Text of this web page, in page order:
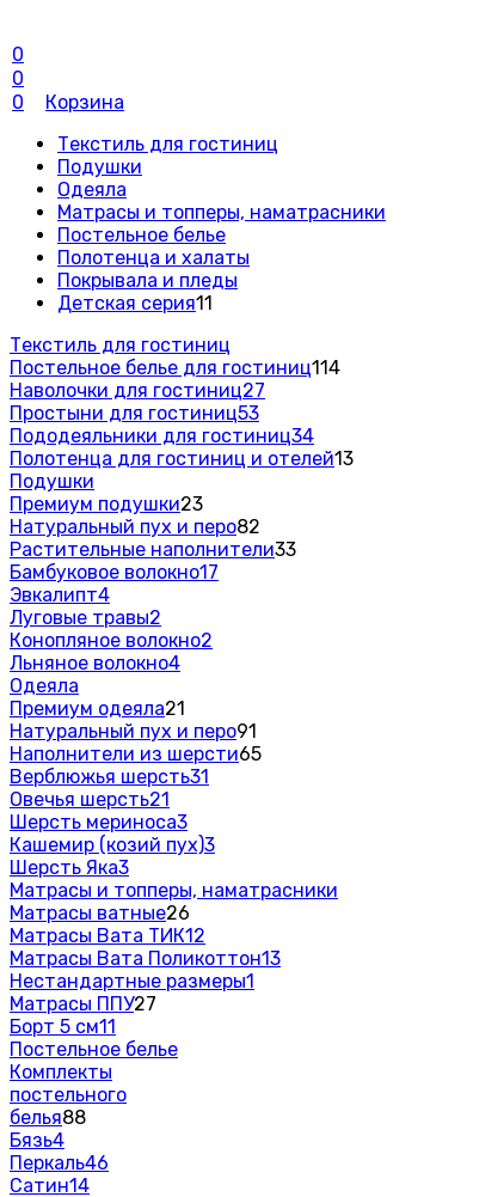
0
0
0
Корзина
Текстиль для гостиниц
Подушки
Одеяла
Матрасы и топперы, наматрасники
Постельное белье
Полотенца и халаты
Покрывала и пледы
Детская серия11
Текстиль для гостиниц
Постельное белье для гостиниц114
Наволочки для гостиниц27
Простыни для гостиниц53
Пододеяльники для гостиниц34
Полотенца для гостиниц и отелей13
Подушки
Премиум подушки23
Натуральный пух и перо82
Растительные наполнители33
Бамбуковое волокно17
Эвкалипт4
Луговые травы2
Конопляное волокно2
Льняное волокно4
Одеяла
Премиум одеяла21
Натуральный пух и перо91
Наполнители из шерсти65
Верблюжья шерсть31
Овечья шерсть21
Шерсть мериноса3
Кашемир (козий пух)3
Шерсть Яка3
Матрасы и топперы, наматрасники
Матрасы ватные26
Матрасы Вата ТИК12
Матрасы Вата Поликоттон13
Нестандартные размеры1
Матрасы ППУ27
Борт 5 см11
Постельное белье
Комплекты
постельного
белья88
Бязь4
Перкаль46
Сатин14